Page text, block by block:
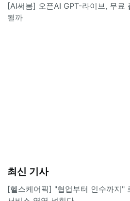
[AI써봄] 오픈AI GPT-라이브, 무료
될까
최신 기사
[헬스케어픽] "협업부터 인수까지"